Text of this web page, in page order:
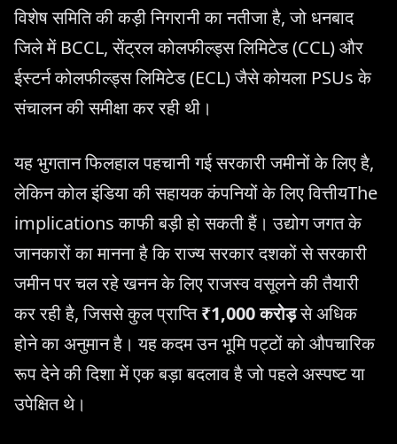
विशेष समिति की कड़ी निगरानी का नतीजा है, जो धनबाद
जिले में BCCL, सेंट्रल कोलफील्ड्स लिमिटेड (CCL) और
ईस्टर्न कोलफील्ड्स लिमिटेड (ECL) जैसे कोयला PSUs के
संचालन की समीक्षा कर रही थी।
यह भुगतान फिलहाल पहचानी गई सरकारी जमीनों के लिए है,
लेकिन कोल इंडिया की सहायक कंपनियों के लिए वित्तीयThe
implications काफी बड़ी हो सकती हैं। उद्योग जगत के
जानकारों का मानना है कि राज्य सरकार दशकों से सरकारी
जमीन पर चल रहे खनन के लिए राजस्व वसूलने की तैयारी
कर रही है, जिससे कुल प्राप्ति₹1,000 करोड़से अधिक
होने का अनुमान है। यह कदम उन भूमि पट्टों को औपचारिक
रूप देने की दिशा में एक बड़ा बदलाव है जो पहले अस्पष्ट या
उपेक्षित थे।